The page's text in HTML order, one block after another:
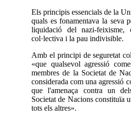
Els principis essencials de la
quals es fonamentava la seva
liquidació del nazi-feixisme,
col·lectiva i la pau indivisible.
Amb el principi de seguretat
«que qualsevol agressió
membres de la Societat de
considerada com una agressió
que l'amenaça contra un
Societat de Nacions constituïa
tots els altres».